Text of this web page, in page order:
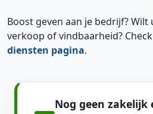
Boost geven aan je bedrijf? Wilt
verkoop of vindbaarheid?
diensten pagina.
Nog geen zakelijk